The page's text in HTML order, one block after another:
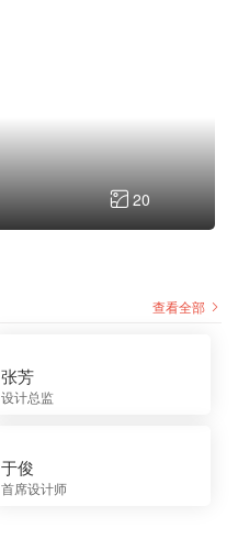
20
查看全部
张芳
设计总监
于俊
首席设计师